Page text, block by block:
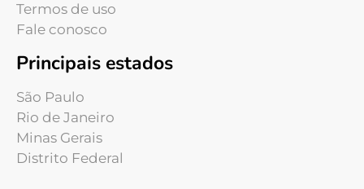
Termos de uso
Fale conosco
Principais estados
São Paulo
Rio de Janeiro
Minas Gerais
Distrito Federal